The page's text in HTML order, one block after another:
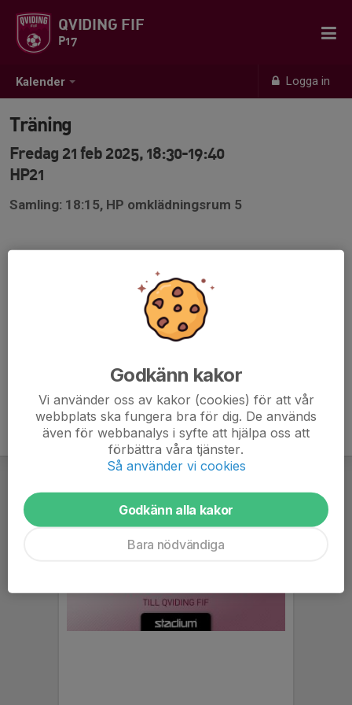
Kalender Logga in
QVIDING FIF
P17
Träning
Fredag 21 feb 2025, 18:30-19:40
HP21
Samling: 18:15, HP omklädningsrum 5
Godkänn kakor
Vi använder oss av kakor (cookies) för att vår
webbplats ska fungera bra för dig. De används
även för webbanalys i syfte att hjälpa oss att
förbättra våra tjänster.
Så använder vi cookies
Godkänn alla kakor
Bara nödvändiga